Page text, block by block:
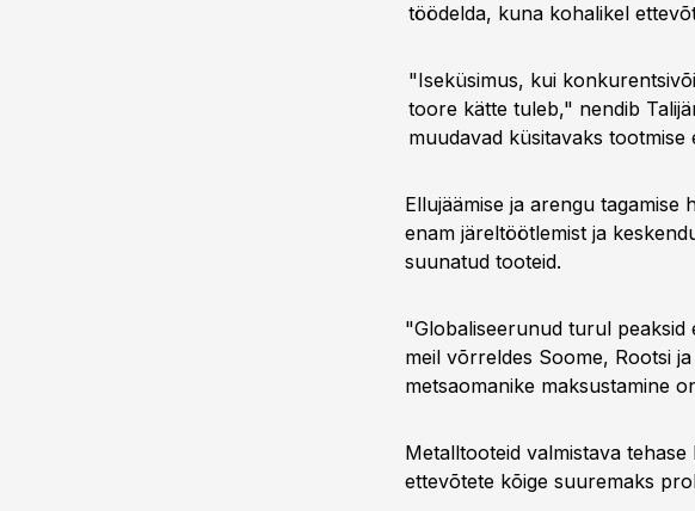
töödelda, kuna kohalikel
"Iseküsimus, kui
toore kätte tuleb," nendib
muudavad küsitavaks tootmise
Ellujäämise ja arengu
enam järeltöötlemist ja
suunatud tooteid.
"Globaliseerunud turul peaksid
meil võrreldes Soome, Rootsi
metsaomanike maksustamine
Metalltooteid valmistava
ettevõtete kõige suuremaks